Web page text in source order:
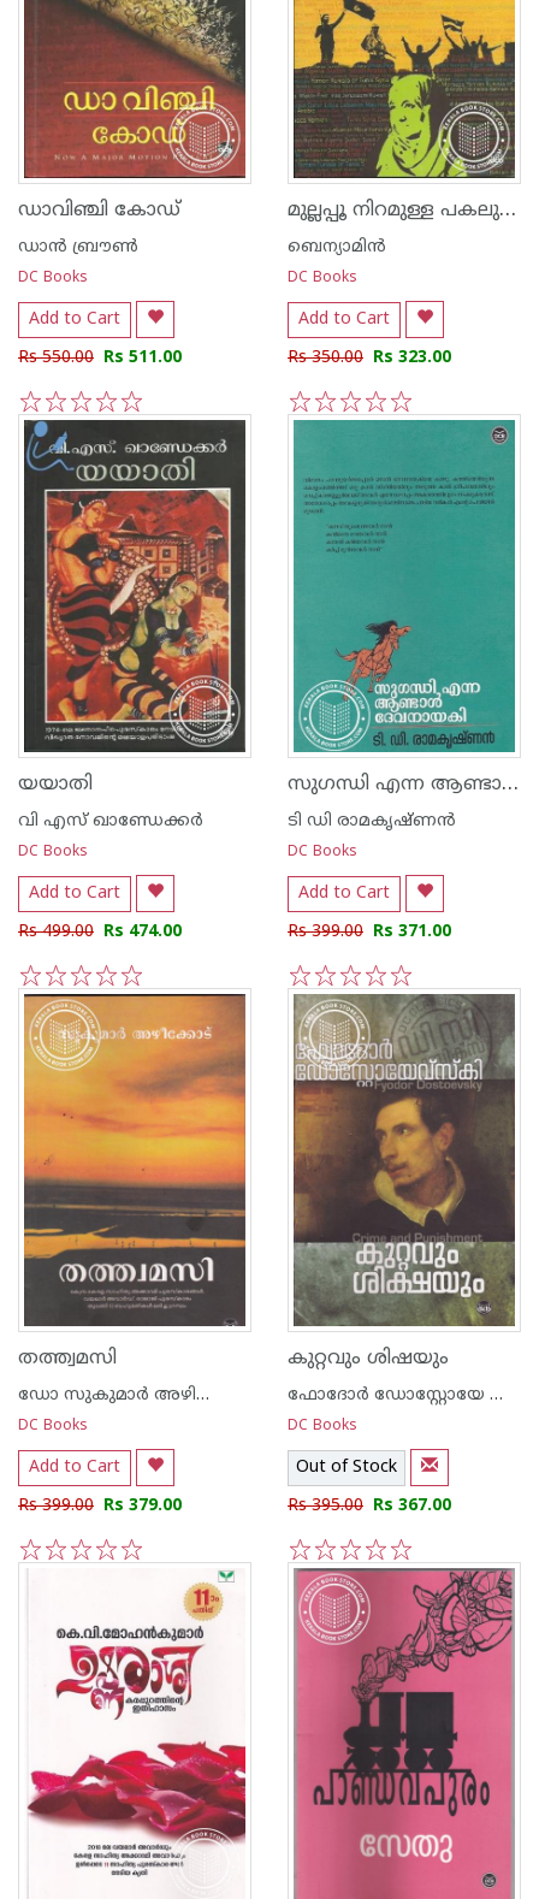
ഡാവിഞ്ചി കോഡ്
ഡാന്‍ ബ്രൗണ്‍
DC Books
Add to Cart
Rs 550.00 Rs 511.00
5
4
3
2
1
മുല്ലപ്പൂ നിറമുള്ള പകലുകള്‍
ബെന്യാമിന്‍
DC Books
Add to Cart
Rs 350.00 Rs 323.00
5
4
3
2
1
യയാതി
വി എസ് ഖാണ്ഡേക്കര്‍
DC Books
Add to Cart
Rs 499.00 Rs 474.00
5
4
3
2
1
സുഗന്ധി എന്ന ആണ്ടാള്‍ ദേവനായകി
ടി ഡി രാമകൃഷ്ണന്‍
DC Books
Add to Cart
Rs 399.00 Rs 371.00
5
4
3
2
1
തത്ത്വമസി
ഡോ സുകുമാര്‍ അഴിക്കോട്
DC Books
Add to Cart
Rs 399.00 Rs 379.00
1
കുറ്റവും ശിഷയും
ഫോദോര്‍ ഡോസ്റ്റോയേ ഫ്സ്കി
DC Books
Out of Stock
Rs 395.00 Rs 367.00
5
4
3
2
1